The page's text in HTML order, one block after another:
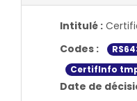
Intitulé :
Codes :
CertifInfo
Date de